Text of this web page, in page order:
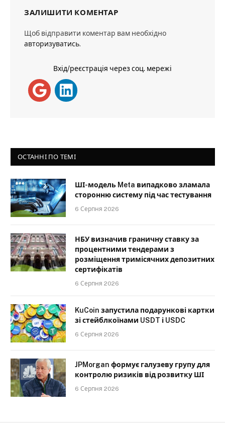
ЗАЛИШИТИ КОМЕНТАР
Щоб відправити коментар вам необхідно
авторизуватись.
Вхід/реєстрація через соц. мережі
ОСТАННІ ПО ТЕМІ
ШІ-модель Meta випадково зламала
сторонню систему під час тестування
6 Серпня 2026
НБУ визначив граничну ставку за
процентними тендерами з
розміщення тримісячних депозитних
сертифікатів
6 Серпня 2026
KuCoin запустила подарункові картки
зі стейблкоїнами USDT і USDC
6 Серпня 2026
JPMorgan формує галузеву групу для
контролю ризиків від розвитку ШІ
6 Серпня 2026